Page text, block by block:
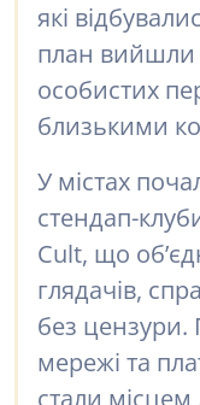
які
план вийшли
особистих
близькими
У містах
стендап-
Cult, що
глядачів,
без цензури.
мережі та
стали